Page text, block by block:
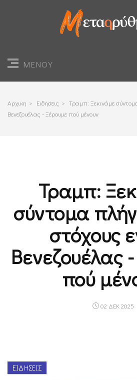
ΜΕΝΟΥ
Αρχικη > Ειδησεις > Τραμπ: Ξεκινάμε
Βενεζουέλας - Ξέρουμε πού μένουν
Τραμπ:
σύντομα
στόχους
Βενεζουέλας
πού
02 ΔΕΚ 2025
ΕΙΔΉΣΕΙΣ